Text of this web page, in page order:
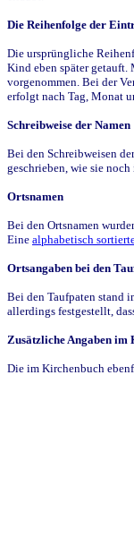
Die Reihenfolge der
Die ursprüngliche
Kind eben später getauft.
vorgenommen. Bei der
erfolgt nach Tag, Monat
Schreibweise der Namen
Bei den Schreibweisen
geschrieben, wie sie
Ortsnamen
Bei den Ortsnamen
Eine alphabetisch
Ortsangaben bei den
Bei den Taufpaten stand
allerdings festgestellt,
Zusätzliche Angaben im
Die im Kirchenbuch